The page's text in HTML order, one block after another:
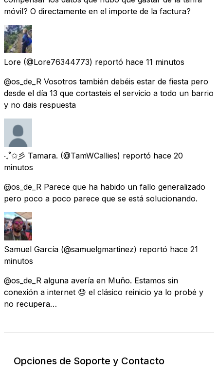
móvil? O directamente en el importe de la factura?
Lore (@Lore76344773) reportó hace 11 minutos
@os_de_R Vosotros también debéis estar de fiesta pero
desde el día 13 que cortasteis el servicio a todo un barrio
y no dais respuesta
‧₊˚✩彡 Tamara. (@TamWCallies) reportó hace 20
minutos
@os_de_R Parece que ha habido un fallo generalizado
pero poco a poco parece que se está solucionando.
Samuel García (@samuelgmartinez) reportó hace 21
minutos
@os_de_R alguna avería en Muño. Estamos sin
conexión a internet 😓 el clásico reinicio ya lo probé y
no recupera…
Opciones de Soporte y Contacto